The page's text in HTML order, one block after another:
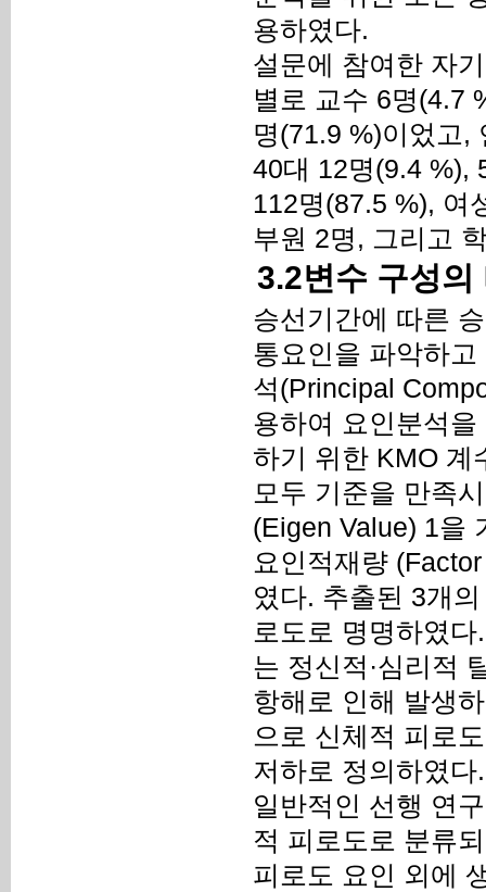
용하였다.
설문에 참여한 자
별로 교수 6명(4.7
명(71.9 %)이었고,
40대 12명(9.4 %),
112명(87.5 %), 여
부원 2명, 그리고
3.2변수 구성의
승선기간에 따른
통요인을 파악하
석(Principal
용하여 요인분석
하기 위한 KMO 계
모두 기준을 만족
(Eigen Value) 1을
요인적재량
였다. 추출된 3개
로도로 명명하였
는 정신적·심리적
항해로 인해 발생
으로 신체적 피로
저하로 정의하였다.
일반적인 선행 연
적 피로도로 분류
피로도 요인 외에